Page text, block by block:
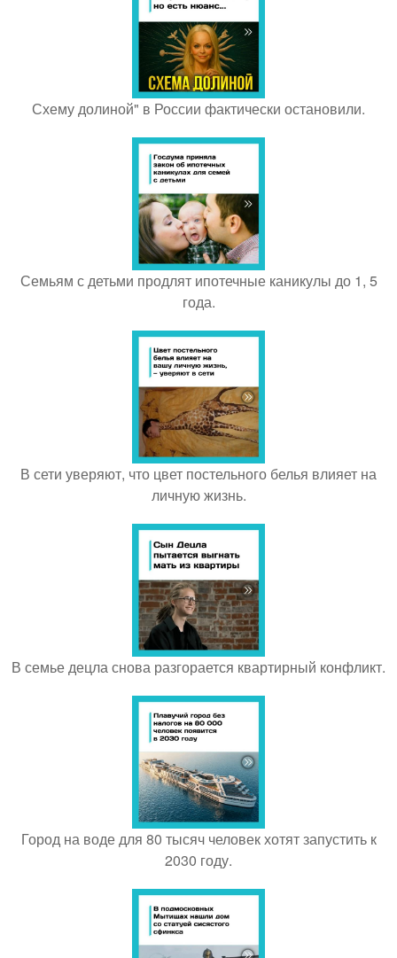
Схему долиной" в России фактически остановили.
Семьям с детьми продлят ипотечные каникулы до 1, 5
года.
В сети уверяют, что цвет постельного белья влияет на
личную жизнь.
В семье децла снова разгорается квартирный конфликт.
Город на воде для 80 тысяч человек хотят запустить к
2030 году.